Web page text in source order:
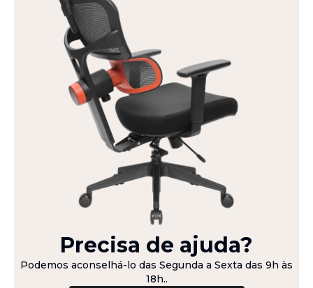
Precisa de ajuda?
Podemos aconselhá-lo das Segunda a Sexta das 9h às
18h..